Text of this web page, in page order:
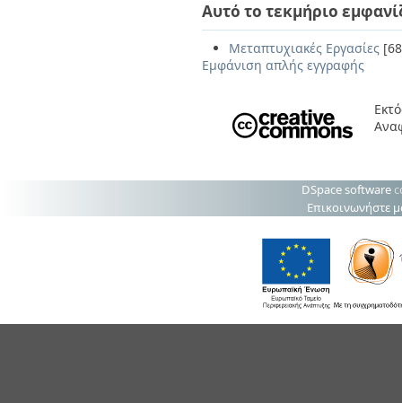
Αυτό το τεκμήριο
Μεταπτυχιακές Εργασίες
Εμφάνιση απλής εγγραφής
DSpace software
Επικοινωνήστε